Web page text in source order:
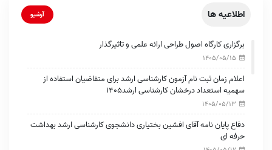
اطلاعیه ها آرشیو
برگزاری کارگاه اصول طراحی ارائه علمی و تاثیرگذار
1405/05/15
اعلام زمان ثبت نام آزمون کارشناسی ارشد برای متقاضیان استفاده از
سهمیه استعداد درخشان کارشناسی ارشد1405
1405/05/13
دفاع پایان نامه آقای افشین بختیاری دانشجوی کارشناسی ارشد بهداشت
حرفه ای